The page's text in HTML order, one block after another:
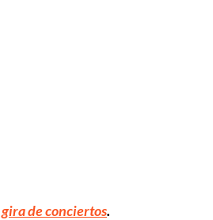
gira de conciertos.